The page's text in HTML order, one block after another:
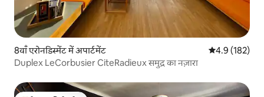
8वाँ एरोनडिस्मेंट में अपार्टमेंट औसत रेटिंग 5 में
4.9 (182)
Duplex LeCorbusier CiteRadieux समुद्र का नज़ारा